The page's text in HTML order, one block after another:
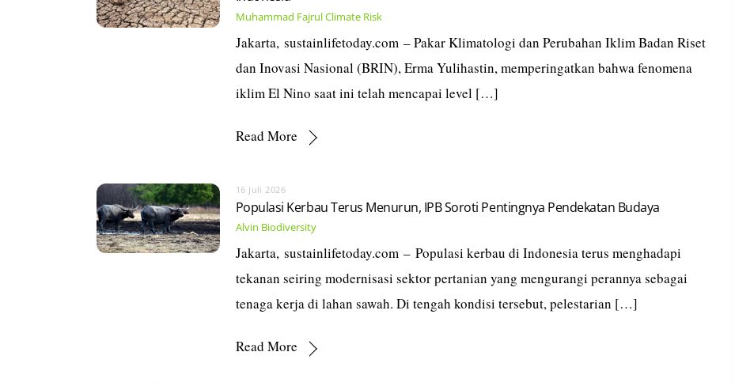
Muhammad FajrulClimate Risk
Jakarta, sustainlifetoday.com – Pakar Klimatologi dan Perubahan Iklim Badan Riset
dan Inovasi Nasional (BRIN), Erma Yulihastin, memperingatkan bahwa fenomena
iklim El Nino saat ini telah mencapai level […]
Read More
16 Juli 2026
Populasi Kerbau Terus Menurun, IPB Soroti Pentingnya Pendekatan Budaya
Alvin Biodiversity
Jakarta, sustainlifetoday.com – Populasi kerbau di Indonesia terus menghadapi
tekanan seiring modernisasi sektor pertanian yang mengurangi perannya sebagai
tenaga kerja di lahan sawah. Di tengah kondisi tersebut, pelestarian […]
Read More